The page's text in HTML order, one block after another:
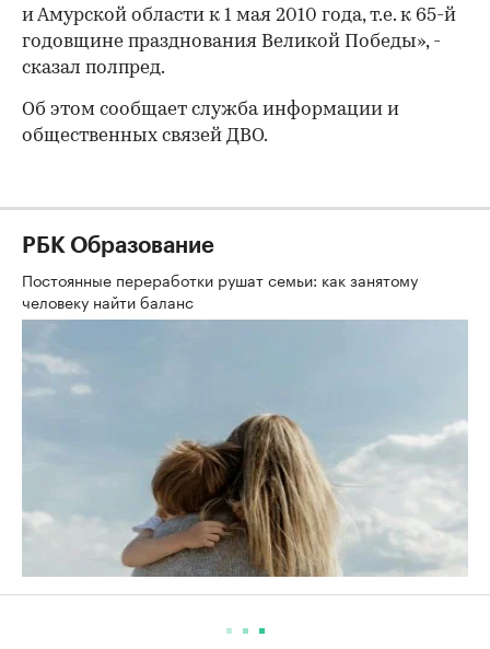
и Амурской области к 1 мая 2010 года, т.е. к 65-й
годовщине празднования Великой Победы», -
сказал полпред.
Об этом сообщает служба информации и
общественных связей ДВО.
РБК Образование
Постоянные переработки рушат семьи: как занятому
человеку найти баланс